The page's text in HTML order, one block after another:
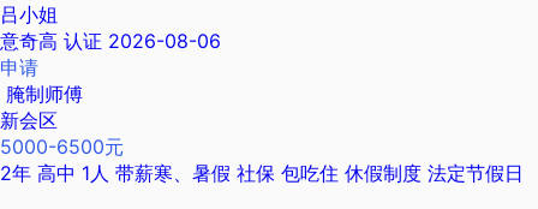
吕小姐
意奇高 认证 2026-08-06
申请
腌制师傅
新会区
5000-6500元
2年 高中 1人 带薪寒、暑假 社保 包吃住 休假制度 法定节假日